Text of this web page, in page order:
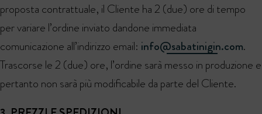
proposta contrattuale, il Cliente ha 2 (due) ore di tempo
per variare l’ordine inviato dandone immediata
comunicazione all’indirizzo email: info@sabatinigin.com.
Trascorse le 2 (due) ore, l’ordine sarà messo in produzione e
pertanto non sarà più modificabile da parte del Cliente.